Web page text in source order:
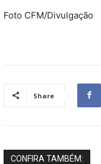
Foto CFM/Divulgação
Share
CONFIRA TAMBÉM: